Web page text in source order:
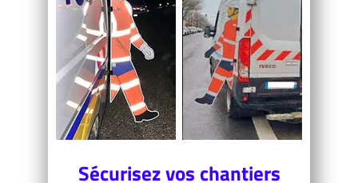
Sécurisez vos chantiers